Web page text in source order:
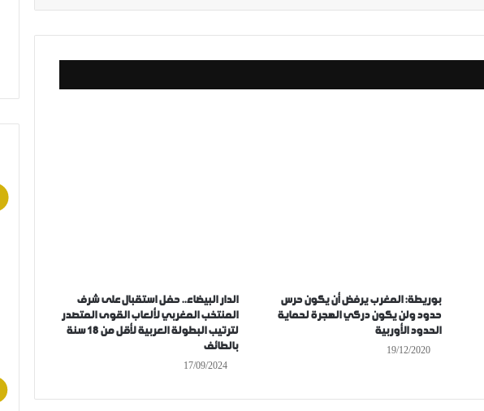
بوريطة: المغرب يرفض أن يكون حرس
حدود ولن يكون دركي الهجرة لحماية
الحدود الأوربية
19/12/2020
الدار البيضاء.. حفل استقبال على شرف
المنتخب المغربي لألعاب القوى المتصدر
لترتيب البطولة العربية لأقل من 18 سنة
بالطائف
17/09/2024